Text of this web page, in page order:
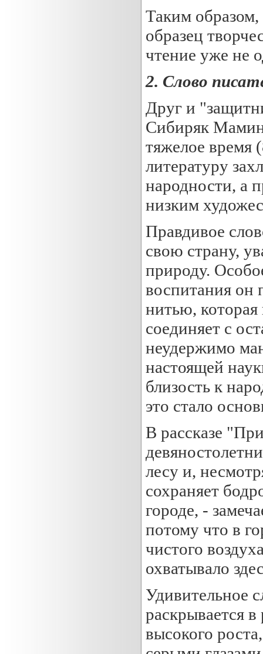
Таким
образец
чтение уже не
2. Слово
Друг и
Сибиряк
тяжелое время
литературу
народности, а
низким
Правдивое
свою страну,
природу.
воспитания он
нитью, которая
соединяет с
неудержимо
настоящей
близость к
это стало
В рассказе
лесу и,
сохраняет
городе, -
потому что в
чистого
охватывало
Удивительное
раскрывается
высокого